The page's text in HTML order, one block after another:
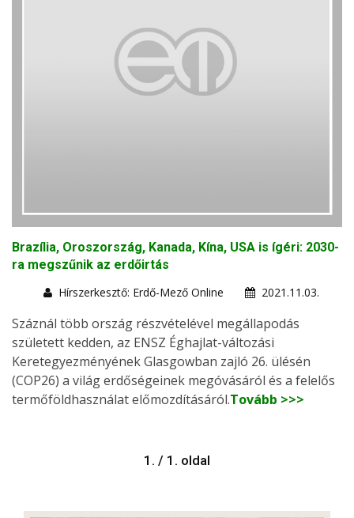
Brazília, Oroszország, Kanada, Kína, USA is ígéri: 2030-
ra megszűnik az erdőirtás
Hírszerkesztő: Erdő-Mező Online
2021.11.03.
Száznál több ország részvételével megállapodás
született kedden, az ENSZ Éghajlat-változási
Keretegyezményének Glasgowban zajló 26. ülésén
(COP26) a világ erdőségeinek megóvásáról és a felelős
termőföldhasználat előmozdításáról.Tovább >>>
1. / 1. oldal